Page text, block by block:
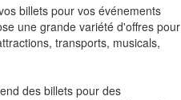
billets pour vos événements
une grande variété d'offres pour
transports, musicals,
des billets pour des